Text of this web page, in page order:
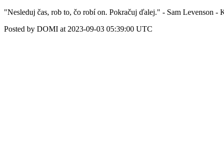
"Nesleduj čas, rob to, čo robí on. Pokračuj ďalej." - Sam Levenson
Posted by DOMI at 2023-09-03 05:39:00 UTC